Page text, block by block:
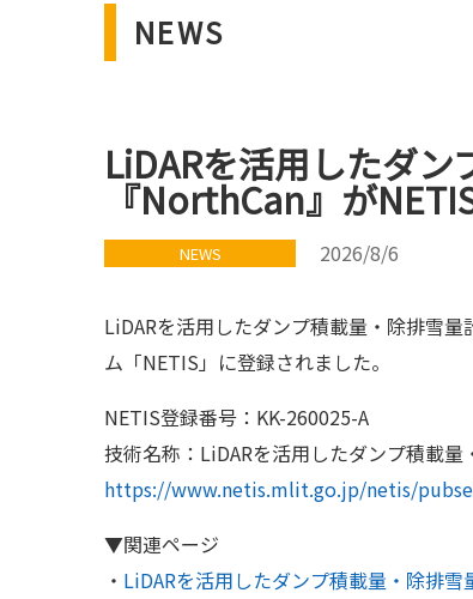
NEWS
LiDARを活用したダ
『NorthCan』が
NEWS 2026/8/6
LiDARを活用したダンプ積載量・除排雪
ム「NETIS」に登録されました。
NETIS登録番号：KK-260025-A
技術名称：LiDARを活用したダンプ積載
https://www.netis.mlit.go.jp/netis/
▼関連ページ
・ LiDARを活用したダンプ積載量・除排雪